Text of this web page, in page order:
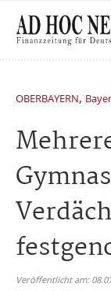
OBERBAYERN,
Veröffentlicht am: